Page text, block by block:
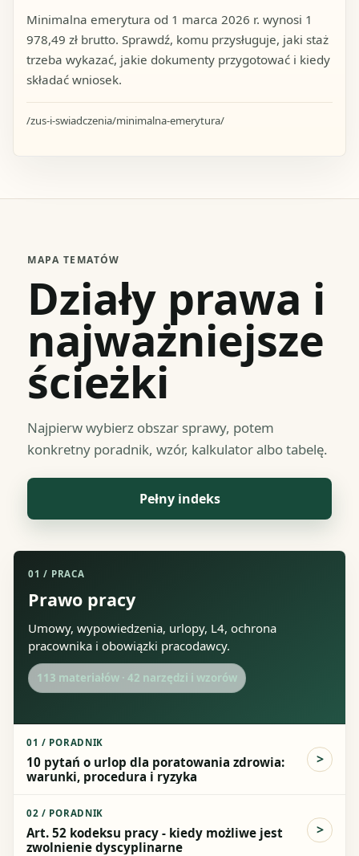
Minimalna emerytura od 1 marca 2026 r. wynosi 1
978,49 zł brutto. Sprawdź, komu przysługuje, jaki staż
trzeba wykazać, jakie dokumenty przygotować i kiedy
składać wniosek.
/zus-i-swiadczenia/minimalna-emerytura/
MAPA TEMATÓW
Działy prawa i
najważniejsze
ścieżki
Najpierw wybierz obszar sprawy, potem
konkretny poradnik, wzór, kalkulator albo tabelę.
Pełny indeks
01 / PRACA
Prawo pracy
Umowy, wypowiedzenia, urlopy, L4, ochrona
pracownika i obowiązki pracodawcy.
113 materiałów ·42 narzędzi i wzorów
01 / PORADNIK
10 pytań o urlop dla poratowania zdrowia:
warunki, procedura i ryzyka
02 / PORADNIK
Art. 52 kodeksu pracy - kiedy możliwe jest
zwolnienie dyscyplinarne